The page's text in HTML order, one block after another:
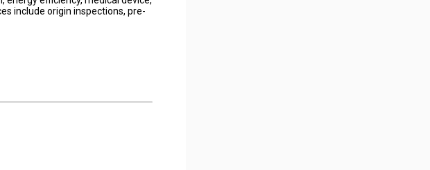
include origin inspections, pre-